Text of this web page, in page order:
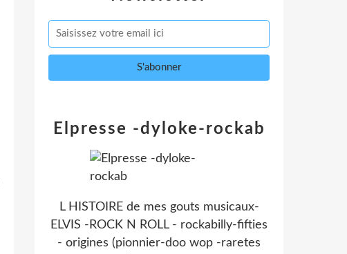
Elpresse -dyloke-rockab
L HISTOIRE de mes gouts musicaux-
ELVIS -ROCK N ROLL - rockabilly-fifties
- origines (pionnier-doo wop -raretes